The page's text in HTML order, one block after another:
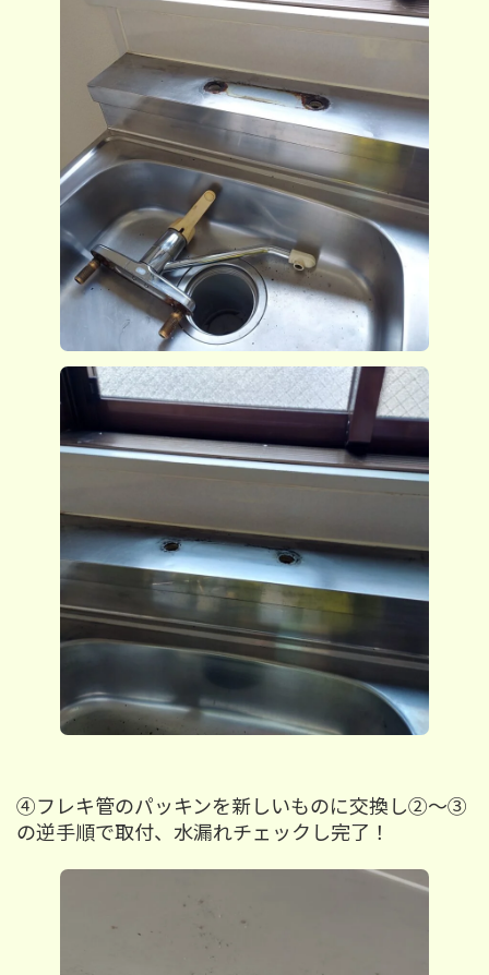
④フレキ管のパッキンを新しいものに交換し②～③
の逆手順で取付、水漏れチェックし完了！